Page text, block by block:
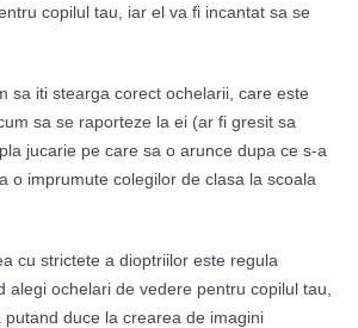
copilul tau, iar el va fi incantat sa se
sa iti stearga corect ochelarii, care este
sa se raporteze la ei (ar fi gresit sa
jucarie pe care sa o arunce dupa ce s-a
o imprumute colegilor de clasa la scoala
cu strictete a dioptriilor este regula
alegi ochelari de vedere pentru copilul tau,
duce la crearea de imagini